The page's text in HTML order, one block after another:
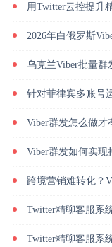
用Twitter云控提升
2026年白俄罗斯
乌克兰Viber批量群
针对菲律宾多账号
Viber群发怎么做才
Viber群发如何实现
跨境营销难转化？
Twitter精聊客服系
Twitter精聊客服系